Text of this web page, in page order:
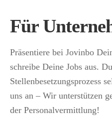
Für
Präsentiere bei Jovinbo
schreibe Deine Jobs aus.
Stellenbesetzungsprozess
uns an – Wir unterstützen
der Personalvermittlung!